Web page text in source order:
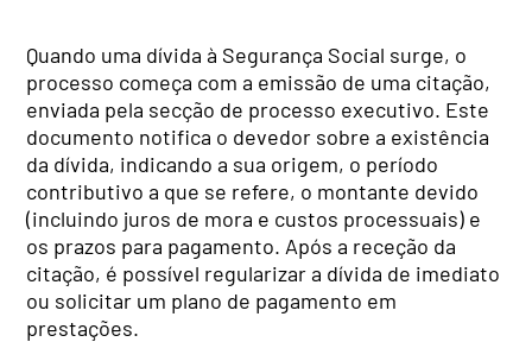
Quando uma dívida à Segurança Social surge, o
processo começa com a emissão de uma citação,
enviada pela secção de processo executivo. Este
documento notifica o devedor sobre a existência
da dívida, indicando a sua origem, o período
contributivo a que se refere, o montante devido
(incluindo juros de mora e custos processuais) e
os prazos para pagamento. Após a receção da
citação, é possível regularizar a dívida de imediato
ou solicitar um plano de pagamento em
prestações.